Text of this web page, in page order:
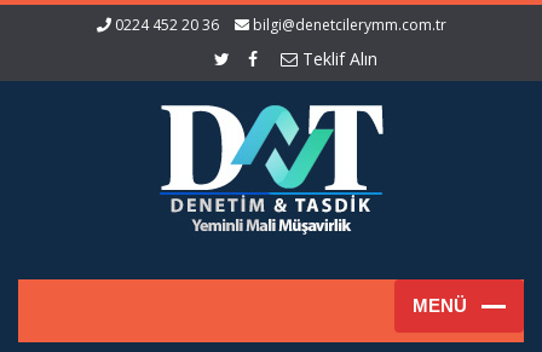
0224 452 20 36 bilgi@denetcilerymm.com.tr
Teklif Alın